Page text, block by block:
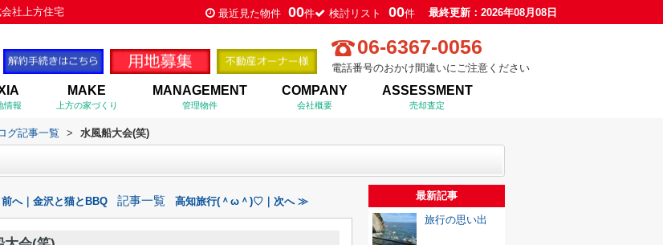
社上方住宅 最近見た物件 00件 検討リスト 00件 最終更新：2026年08月08日
06-6367-0056
電話番号のおかけ間違いにご注意ください
情報
MAKE
上方の家づくり
MANAGEMENT
管理物件
COMPANY
会社概要
ASSESSMENT
売却査定
グ記事一覧 > 水風船大会(笑)
へ｜金沢と猫とBBQ 記事一覧 高知旅行(＾ω＾)♡｜次へ ≫
最新記事
旅行の思い出